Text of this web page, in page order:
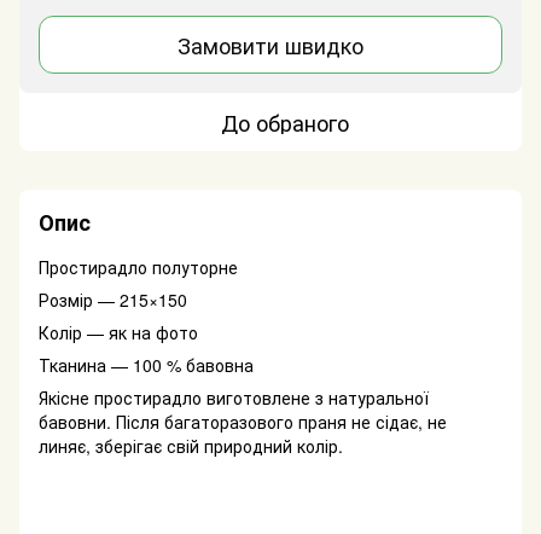
Замовити швидко
До обраного
Опис
Простирадло полуторне
Розмір — 215×150
Колір — як на фото
Тканина — 100 % бавовна
Якісне простирадло виготовлене з натуральної
бавовни. Після багаторазового праня не сідає, не
линяє, зберігає свій природний колір.